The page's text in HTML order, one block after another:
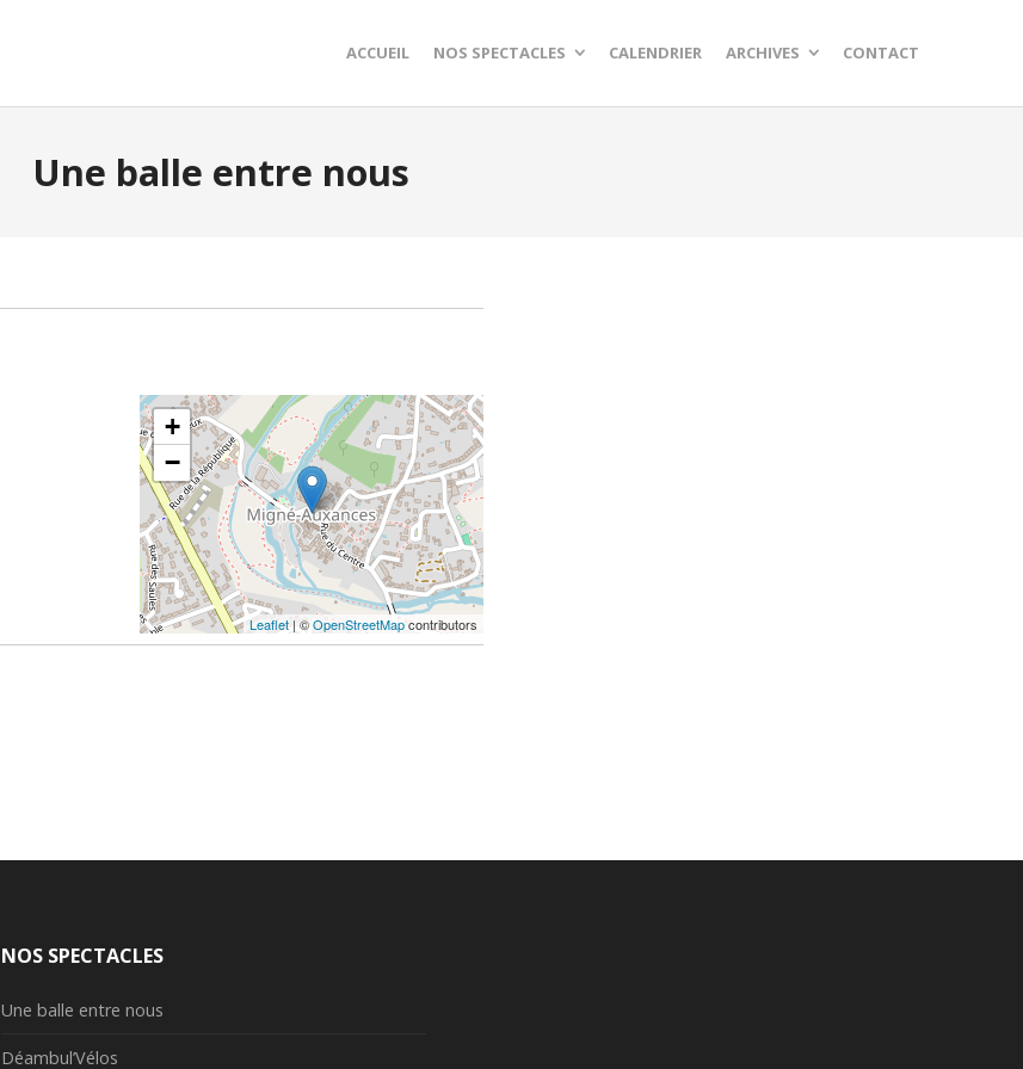
ACCUEIL NOS SPECTACLES CALENDRIER ARCHIVES CONTACT
Une balle entre nous
+
−
Leaflet| ©OpenStreetMapcontributors
NOS SPECTACLES
Une balle entre nous
Déambul’Vélos